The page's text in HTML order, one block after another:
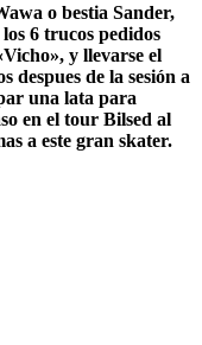
o bestia Sander,
6 trucos pedidos
y llevarse el
de la sesión a
una lata para
en el tour Bilsed al
a este gran skater.